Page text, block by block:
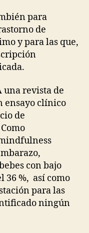
para
de
y para las que,
una revista de
ensayo clínico
de
con bajo
36 %, así como
para las
ningún